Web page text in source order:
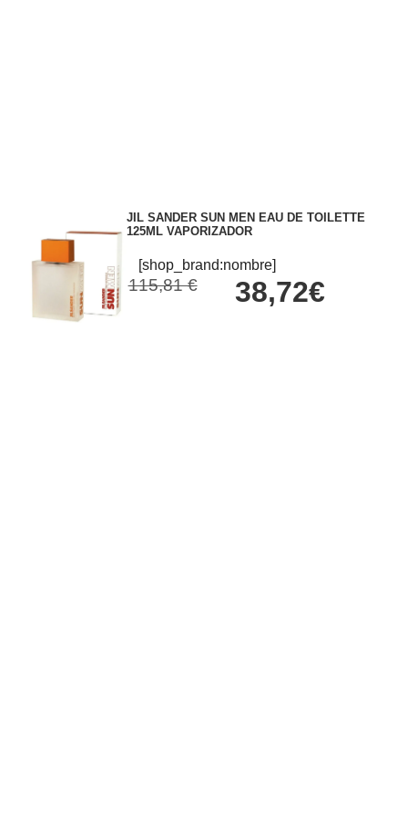
JIL SANDER SUN MEN EAU DE TOILETTE
125ML VAPORIZADOR
[shop_brand:nombre]
115,81 € 38,72€